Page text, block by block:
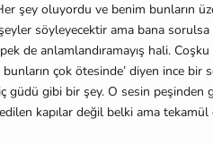
şey oluyordu ve benim bunların
söyleyecektir ama bana sorulsa
de anlamlandıramayış hali.
çok ötesinde’ diyen ince bir
güdü gibi bir şey. O sesin peşinden
kapılar değil belki ama